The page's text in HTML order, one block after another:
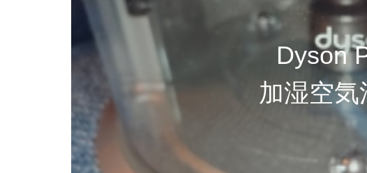
Dyson
加湿空気